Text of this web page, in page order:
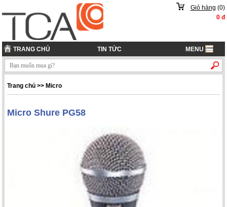
Giỏ hàng (0)
0đ
TRANG CHỦ TIN TỨC MENU
Trang chủ >> Micro
Micro Shure PG58